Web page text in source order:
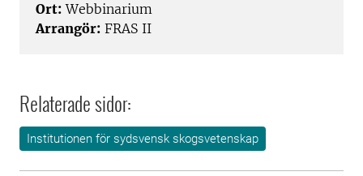
Ort: Webbinarium
Arrangör: FRAS II
Relaterade sidor:
Institutionen för sydsvensk skogsvetenskap